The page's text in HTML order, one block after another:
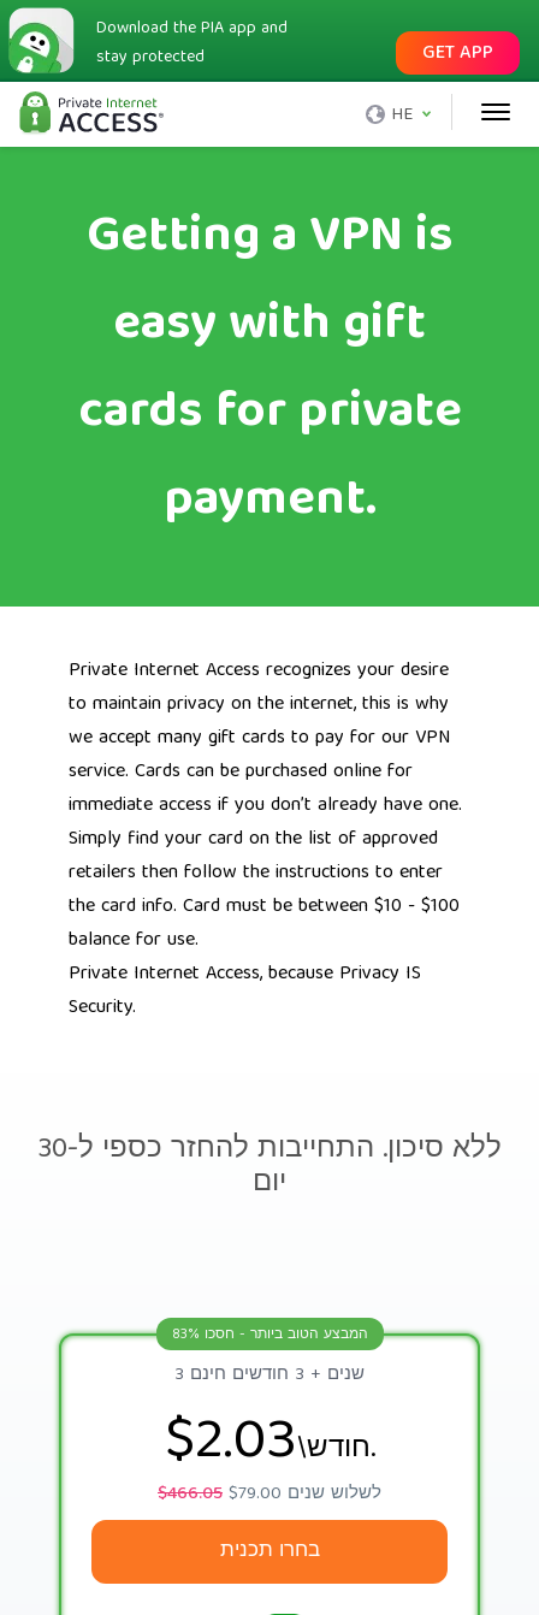
Download the PIA app and
stay protected
GET APP
HE
Getting a VPN is
easy with gift
cards for private
payment.
Private Internet Access recognizes your desire
to maintain privacy on the internet, this is why
we accept many gift cards to pay for our VPN
service. Cards can be purchased online for
immediate access if you don’t already have one.
Simply find your card on the list of approved
retailers then follow the instructions to enter
the card info. Card must be between $10 - $100
balance for use.
Private Internet Access, because Privacy IS
Security.
ללא סיכון. התחייבות להחזר כספי ל-30
יום
המבצע הטוב ביותר - חסכו 83%
3 שנים + 3 חודשים חינם
$2.03 \חודש.
$466.05 $79.00 לשלוש שנים
בחרו תכנית